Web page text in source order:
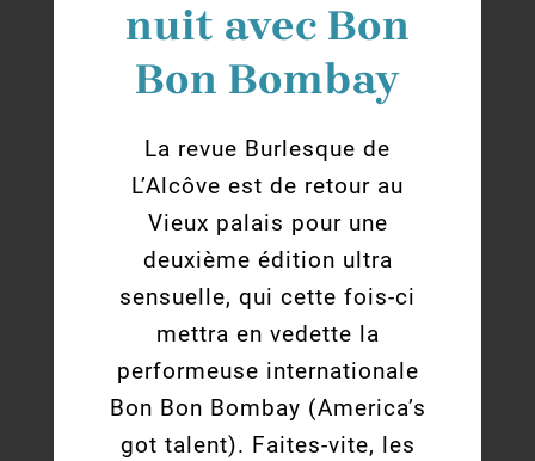
nuit avec Bon
Bon Bombay
La revue Burlesque de
L’Alcôve est de retour au
Vieux palais pour une
deuxième édition ultra
sensuelle, qui cette fois-ci
mettra en vedette la
performeuse internationale
Bon Bon Bombay (America’s
got talent). Faites-vite, les